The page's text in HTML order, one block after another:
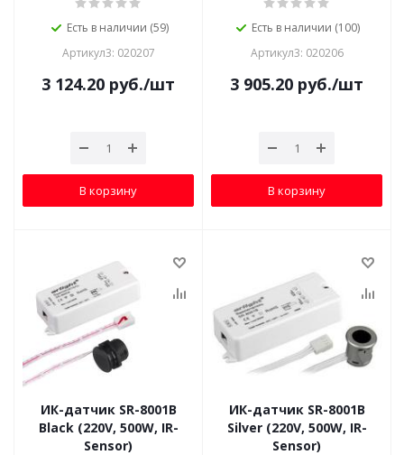
Есть в наличии (59)
Артикул3: 020207
3 124.20 руб./шт
В корзину
Есть в наличии (100)
Артикул3: 020206
3 905.20 руб./шт
В корзину
ИК-датчик SR-8001B
Black (220V, 500W, IR-
Sensor)
ИК-датчик SR-8001B
Silver (220V, 500W, IR-
Sensor)